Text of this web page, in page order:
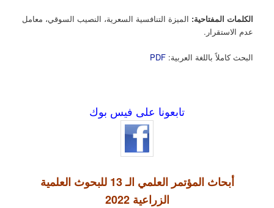
الكلمات المفتاحية: الميزة التنافسية السعرية، النصيب السوقي، معامل
عدم الاستقرار.
البحث كاملاً باللغة العربية:PDF
تابعونا على فيس بوك
أبحاث المؤتمر العلمي الـ 13 للبحوث العلمية
الزراعية 2022